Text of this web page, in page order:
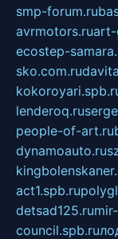
smp-forum.ru
avrmotors.ruart-
ecostep-
sko.com.ru
lenderoq.ru
people-of-art.ru
dynamoauto.ru
act1.spb.ru
detsad125.ru
council.spb.ru